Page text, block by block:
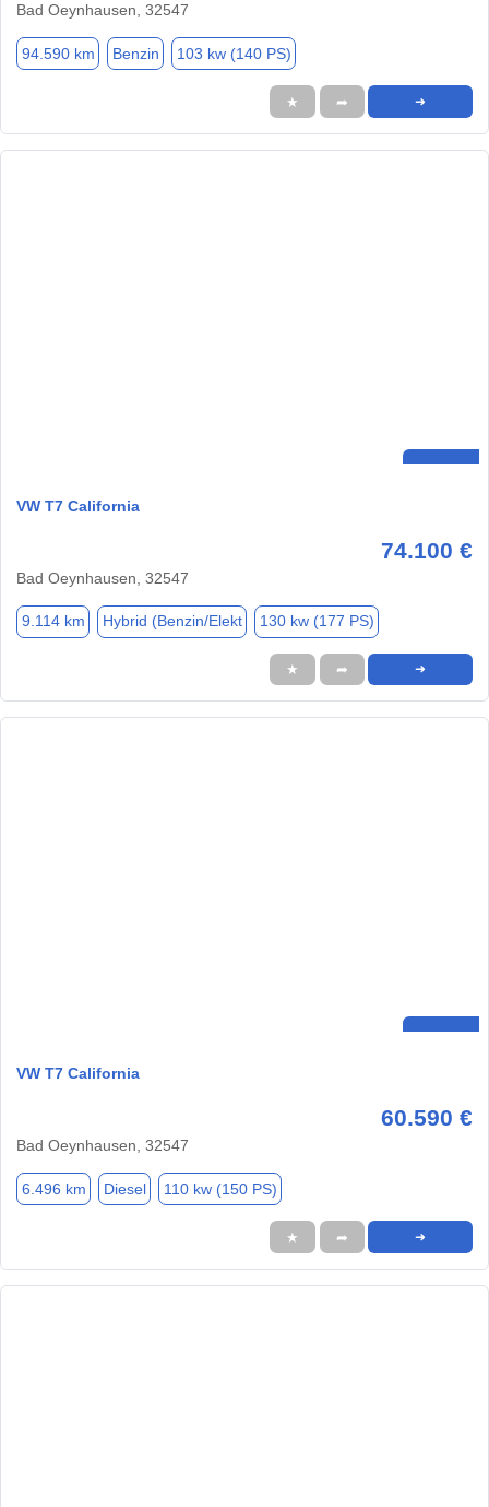
Bad Oeynhausen, 32547
94.590 km Benzin 103 kw (140 PS)
★ ➦ ➜
VW T7 California
74.100 €
Bad Oeynhausen, 32547
9.114 km Hybrid (Benzin/Elekt 130 kw (177 PS)
★ ➦ ➜
VW T7 California
60.590 €
Bad Oeynhausen, 32547
6.496 km Diesel 110 kw (150 PS)
★ ➦ ➜